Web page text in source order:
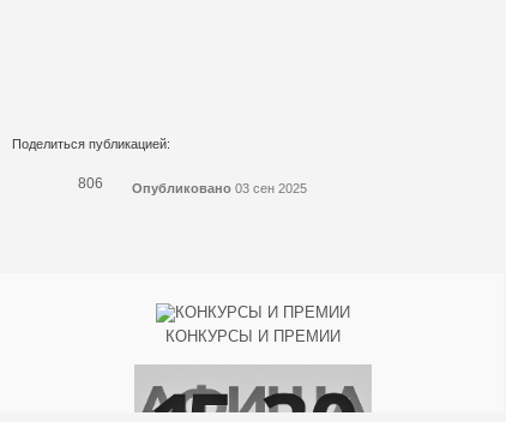
Поделиться публикацией:
806 Опубликовано 03 сен 2025
КОНКУРСЫ И ПРЕМИИ